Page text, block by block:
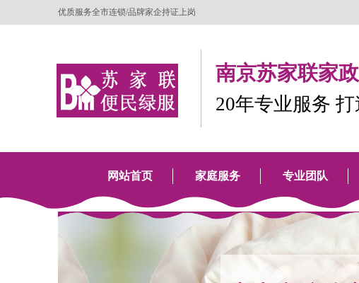
优质服务全市连锁/品牌家企持证上岗
南京苏家联家
20年专业服务
网站首页 家庭服务 专业团队